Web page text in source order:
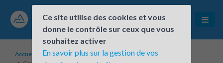
Accueil
Établissements inscrits
Ce site utilise des cookies et vous
donne le contrôle sur ceux que vous
souhaitez activer
En savoir plus sur la gestion de vos